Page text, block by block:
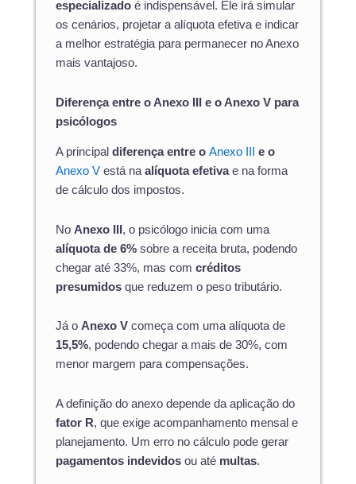
especializado é indispensável. Ele irá simular
os cenários, projetar a alíquota efetiva e indicar
a melhor estratégia para permanecer no Anexo
mais vantajoso.
Diferença entre o Anexo III e o Anexo V para
psicólogos
A principal diferença entre o Anexo III
e o
Anexo V está na alíquota efetivae na forma
de cálculo dos impostos.
No Anexo III , o psicólogo inicia com uma
alíquota de 6% sobre a receita bruta, podendo
chegar até 33%, mas com créditos
presumidos que reduzem o peso tributário.
Já o Anexo V começa com uma alíquota de
15,5%, podendo chegar a mais de 30%, com
menor margem para compensações.
A definição do anexo depende da aplicação do
fator R, que exige acompanhamento mensal e
planejamento. Um erro no cálculo pode gerar
pagamentos indevidos ou até multas.